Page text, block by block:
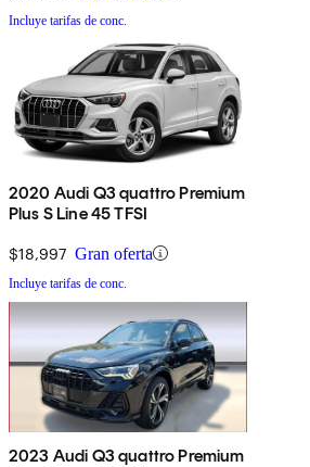
Incluye tarifas de conc.
2020 Audi Q3 quattro Premium
Plus S Line 45 TFSI
$18,997 Gran oferta
Incluye tarifas de conc.
2023 Audi Q3 quattro Premium